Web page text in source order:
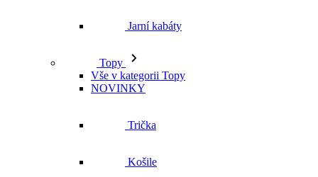
Jarní kabáty
Topy
Vše v kategorii Topy
NOVINKY
Trička
Košile